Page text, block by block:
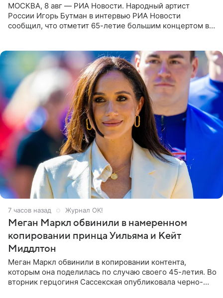
МОСКВА, 8 авг — РИА Новости. Народный артист
России Игорь Бутман в интервью РИА Новости
сообщил, что отметит 65-летие большим концертом в
7 часов назад Журнал OK!
Меган Маркл обвинили в намеренном
копировании принца Уильяма и Кейт
Миддлтон
Меган Маркл обвинили в копировании контента,
которым она поделилась по случаю своего 45-летия. Во
вторник герцогиня Сассекская опубликовала черно-